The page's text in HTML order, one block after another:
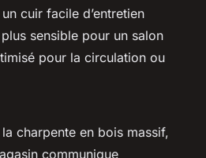
cuir facile d’entretien
sensible pour un salon
pour la circulation ou
charpente en bois massif,
communique